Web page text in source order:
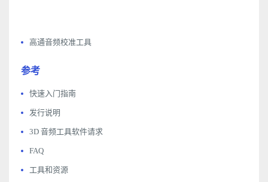
高通音频校准工具
参考
快速入门指南
发行说明
3D 音频工具软件请求
FAQ
工具和资源